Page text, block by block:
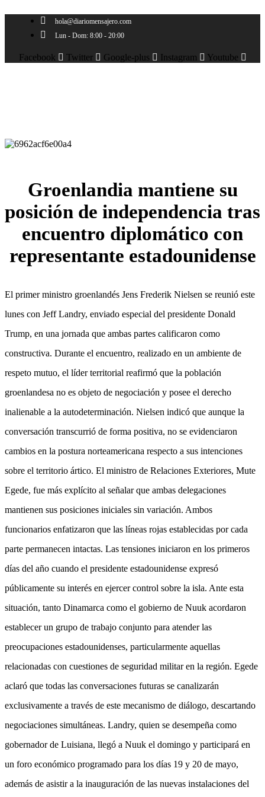
hola@diariomensajero.com
Lun - Dom: 8:00 - 20:00
Facebook Twitter Google-plus Instagram Youtube
Groenlandia mantiene su
posición de independencia tras
encuentro diplomático con
representante estadounidense
El primer ministro groenlandés Jens Frederik Nielsen se reunió este
lunes con Jeff Landry, enviado especial del presidente Donald
Trump, en una jornada que ambas partes calificaron como
constructiva. Durante el encuentro, realizado en un ambiente de
respeto mutuo, el líder territorial reafirmó que la población
groenlandesa no es objeto de negociación y posee el derecho
inalienable a la autodeterminación. Nielsen indicó que aunque la
conversación transcurrió de forma positiva, no se evidenciaron
cambios en la postura norteamericana respecto a sus intenciones
sobre el territorio ártico. El ministro de Relaciones Exteriores, Mute
Egede, fue más explícito al señalar que ambas delegaciones
mantienen sus posiciones iniciales sin variación. Ambos
funcionarios enfatizaron que las líneas rojas establecidas por cada
parte permanecen intactas. Las tensiones iniciaron en los primeros
días del año cuando el presidente estadounidense expresó
públicamente su interés en ejercer control sobre la isla. Ante esta
situación, tanto Dinamarca como el gobierno de Nuuk acordaron
establecer un grupo de trabajo conjunto para atender las
preocupaciones estadounidenses, particularmente aquellas
relacionadas con cuestiones de seguridad militar en la región. Egede
aclaró que todas las conversaciones futuras se canalizarán
exclusivamente a través de este mecanismo de diálogo, descartando
negociaciones simultáneas. Landry, quien se desempeña como
gobernador de Luisiana, llegó a Nuuk el domingo y participará en
un foro económico programado para los días 19 y 20 de mayo,
además de asistir a la inauguración de las nuevas instalaciones del